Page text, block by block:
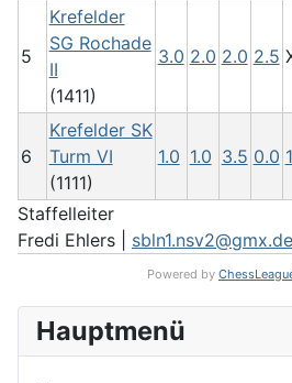
5
Krefelder
SG Rochade
II
(1411)
3.0 2.0 2.0 2.5
6
Krefelder SK
Turm VI
(1111)
1.0 1.0 3.5 0.0
Staffelleiter
Fredi Ehlers | sbln1.nsv2@gmx.de
Powered by
Hauptmenü